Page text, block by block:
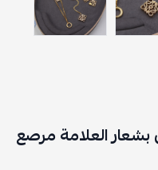
العلامة مرصع